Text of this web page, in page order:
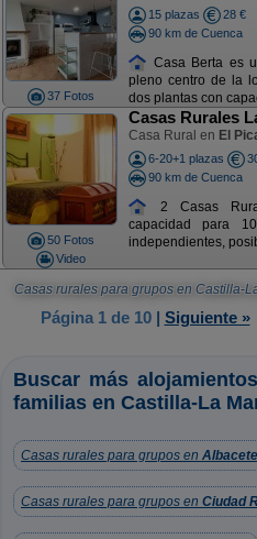
37 Fotos
15 plazas
28 €
90 km de Cuenca
Casa Berta es
pleno centro de la
dos plantas con
50 Fotos
Video
Casas Rurales
Casa Rural en El
6-20+1 plazas
90 km de Cuenca
2 Casas
capacidad para
independientes,
Casas rurales para grupos en Castilla-
Página 1 de 10| Siguiente »
Buscar más
familias en Castilla-La
Casas rurales para grupos en Albacete
Casas rurales para grupos en Ciudad